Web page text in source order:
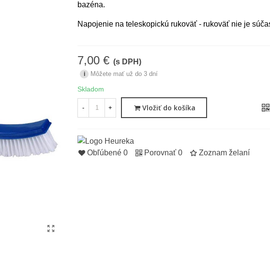
bazéna.
Napojenie na teleskopickú rukoväť - rukoväť nie je
7,00 € (s DPH)
i Môžete mať už do 3 dní
Skladom
- + Vložiť do košíka
Obľúbené 0 Porovnať 0 Zoznam želaní